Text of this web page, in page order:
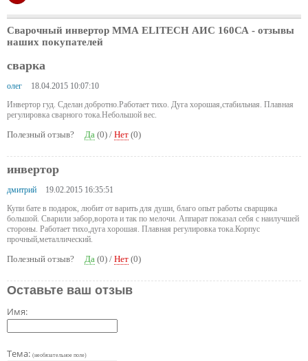
Сварочный инвертор ММА ELITECH АИС 160СА - отзывы
наших покупателей
сварка
олег
18.04.2015 10:07:10
Инвертор гуд. Сделан добротно.Работает тихо. Дуга хорошая,стабильная. Плавная
регулировка сварного тока.Небольшой вес.
Полезный отзыв? Да (0) / Нет (0)
инвертор
дмитрий
19.02.2015 16:35:51
Купи бате в подарок, любит от варить для души, благо опыт работы сварщика
большой. Сварили забор,ворота и так по мелочи. Аппарат показал себя с наилучшей
стороны. Работает тихо,дуга хорошая. Плавная регулировка тока.Корпус
прочный,металлический.
Полезный отзыв? Да (0) / Нет (0)
Оставьте ваш отзыв
Имя:
Тема: (необязательное поле)